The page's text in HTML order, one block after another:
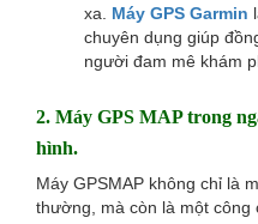
xa. Máy GPS Garmin
chuyên dụng giúp
người đam mê khám
2. Máy GPS MAP trong
hình.
Máy GPSMAP không chỉ là
thường, mà còn là một